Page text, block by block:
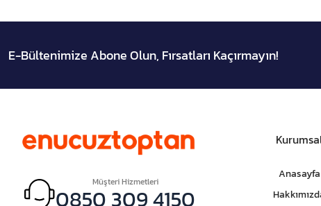
E-Bültenimize Abone Olun, Fırsatları Kaçırmayın!
Müşteri Hizmetleri
0850 309 4150
Anasayfa